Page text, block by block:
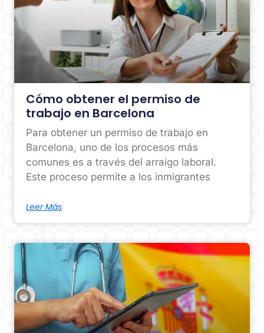
Cómo obtener el permiso de
trabajo en Barcelona
Para obtener un permiso de trabajo en
Barcelona, uno de los procesos más
comunes es a través del arraigo laboral.
Este proceso permite a los inmigrantes
Leer Más